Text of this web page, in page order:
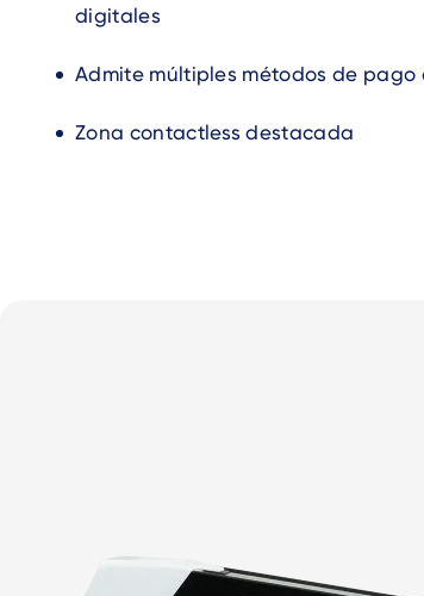
digitales
Admite múltiples métodos de
Zona contactless destacada